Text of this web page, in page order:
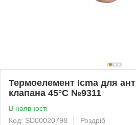
Термоелемент Icma для
клапана 45°C №9311
В наявності
Код: SD00020798
Роздріб